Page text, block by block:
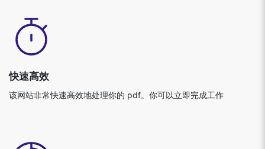
快速高效
该网站非常快速高效地处理你的 pdf。你可以立即完成工作